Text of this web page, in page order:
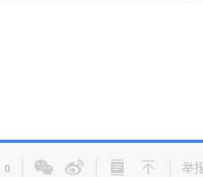
0 举